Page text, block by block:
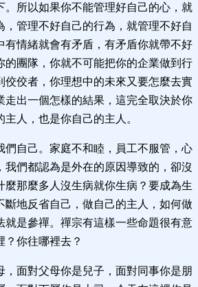
。所以如果你不能管理好自己的心，就
，管理不好自己的行為，就管理不好自
有情緒就會有矛盾，有矛盾你就帶不好
的團隊，你就不可能把你的企業做到行
佼佼者，你理想中的未來又要怎麼去實
走出一個怎樣的結果，這完全取決於你
人，也是你自己的主人。
們自己。家庭不和睦，員工不服管，心
我們都認為是外在的原因導致的，卻沒
麼那麼多人沒生病就你生病？要成為生
斷地反省自己，做自己的主人，如何做
就是參禪。禪宗有這樣一些命題很有意
？你往哪裡去？
，面對父母你是兒子，面對同事你是朋